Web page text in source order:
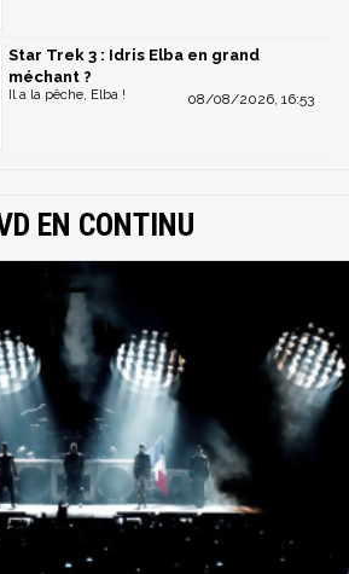
Star Trek 3 : Idris Elba en grand
méchant ?
08/08/2026, 16:53
Il a la pêche, Elba !
EN CONTINU